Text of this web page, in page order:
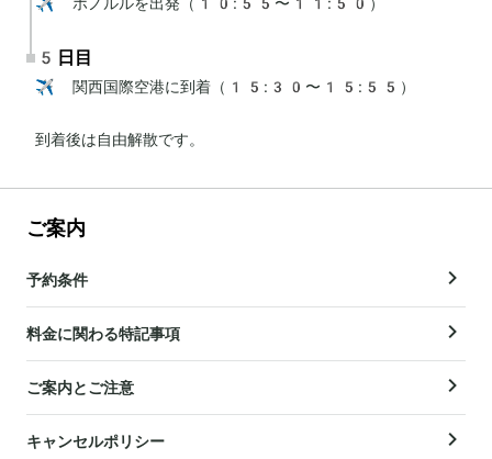
5日目
✈️ 関西国際空港に到着（15:30〜15:55）
到着後は自由解散です。
ご案内
予約条件
料金に関わる特記事項
ご案内とご注意
キャンセルポリシー